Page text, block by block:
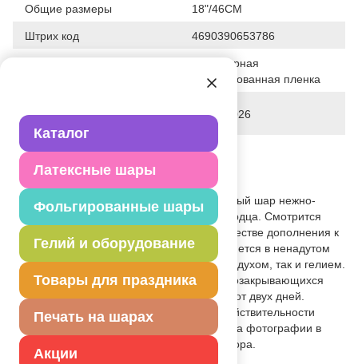
Каталог
Латексные шары
Фольгированные шары
Гелий и оборудование
Товары для праздника
Печать на шарах
Акции
Общие размеры 18"/46СМ
Штрих код 4690390653786
Полимерная
фольгированная пленка
03-04-2026
Вес 9.500 г
Описание товара
Воздушный фольгированный одноцветный шар нежно-
голубого цвета без рисунка в форме сердца. Смотрится
красиво как самостоятельно, так и в качестве дополнения к
фонтану из воздушных шаров. Поставляется в ненадутом
состоянии. Подходит для надува как воздухом, так и гелием.
Для удобства работы шар снабжен самозакрывающихся
клапаном. Надутый гелием шар летает от двух дней.
Внимание! Цветовой оттенок шара в действительности
может отличаться от представленного на фотографии в
зависимости от настроек Вашего монитора.